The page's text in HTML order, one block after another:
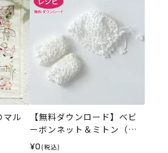
マル
【無料ダウンロード】ベビ
ーボンネット＆ミトン（レ
シピ）
¥0 (税込)